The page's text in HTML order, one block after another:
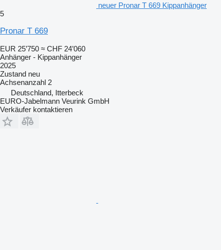
neuer Pronar T 669 Kippanhänger
5
Pronar T 669
EUR 25’750 ≈ CHF 24’060
Anhänger - Kippanhänger
2025
Zustand neu
Achsenanzahl 2
Deutschland, Itterbeck
EURO-Jabelmann Veurink GmbH
Verkäufer kontaktieren